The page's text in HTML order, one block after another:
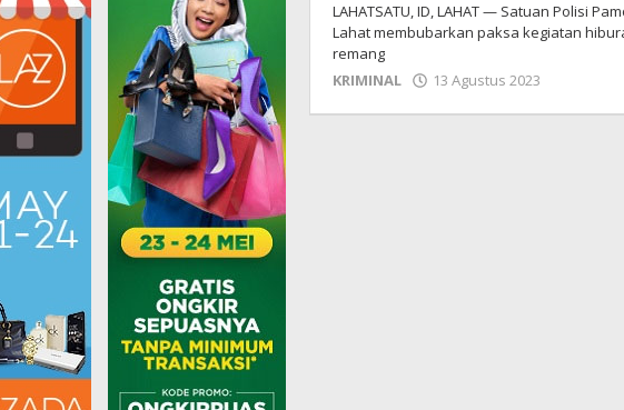
LAHATSATU, ID, LAHAT — Satuan Polisi
Lahat membubarkan paksa kegiatan
remang
KRIMINAL
13 Agustus 2023